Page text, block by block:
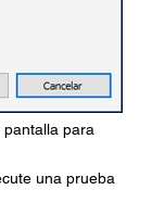
para
una prueba